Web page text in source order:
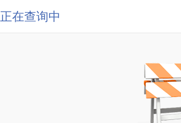
正在查询中